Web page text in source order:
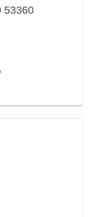
53360